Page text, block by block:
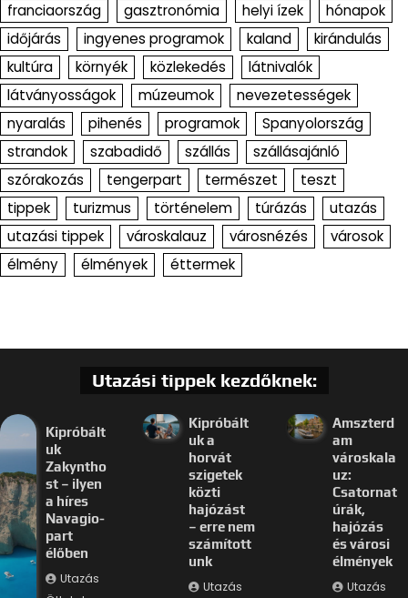
franciaország
gasztronómia helyi ízek
hónapok
időjárás
ingyenes programok kaland
kirándulás
kultúra
környék közlekedés
látnivalók
látványosságok
múzeumok
nevezetességek
nyaralás
pihenés programok
Spanyolország
strandok
szabadidő szállás
szállásajánló
szórakozás
tengerpart természet
teszt
tippek
turizmus történelem túrázás
utazás
utazási tippek
városkalauz városnézés
városok
élmény
élmények éttermek
Utazási tippek kezdőknek:
Kipróbált
uk
Zakyntho
st – ilyen
a híres
Navagio-
part
élőben
Utazás
Kipróbált
uk a
horvát
szigetek
közti
hajózást
– erre nem
számított
unk
Utazás
Amszterd
am
városkala
uz:
Csatornat
úrák,
hajózás
és városi
élmények
Utazás